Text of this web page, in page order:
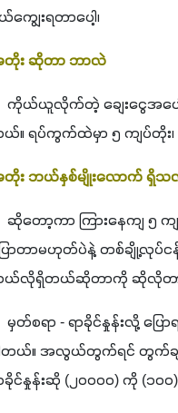
ကျွေးရတာပေါ့၊
း ဆိုတာ ဘာလဲ
ယ်ယူလိုက်တဲ့ ချေးငွေအပေါ်မှ
။ ရပ်ကွက်ထဲမှာ ၅ ကျပ်တိုး၊
း ဘယ်နှစ်မျိုးလောက် ရှိ
တော့ကာ ကြားနေကျ ၅
ောတာမဟုတ်ပဲနဲ့ တစ်ချို့လုပ်
လိုရှိတယ်ဆိုတာကို ဆိုလိုတာ
တ်စရာ - ရာခိုင်နှုန်းလို့ ပြေ
တယ်။ အလွယ်တွက်ရင် တွက်ချင်တဲ့
ခိုင်နှုန်းဆို (၂၀၀၀၀) ကို (၁၀၀)